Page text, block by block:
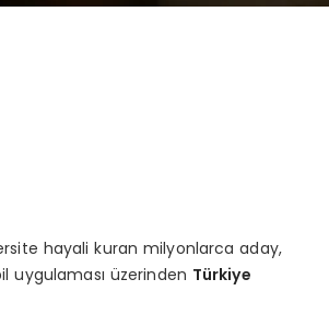
hayali kuran milyonlarca aday,
uygulaması üzerinden Türkiye